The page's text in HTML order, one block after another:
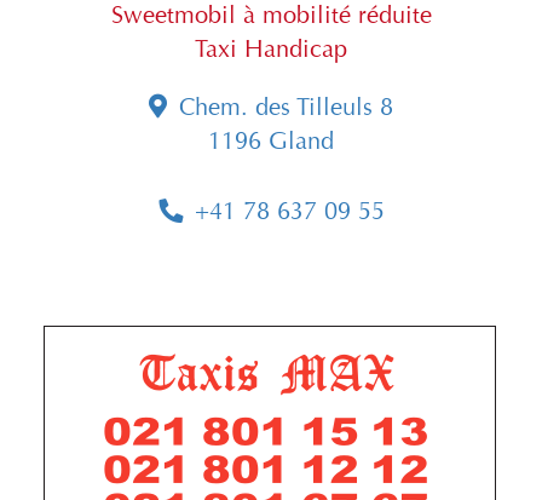
Sweetmobil à mobilité réduite
Taxi Handicap
Chem. des Tilleuls 8
1196 Gland
+41 78 637 09 55